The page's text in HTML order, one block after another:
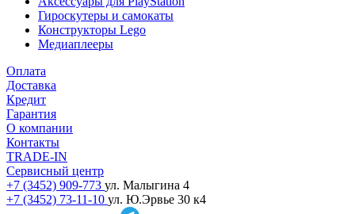
Гироскутеры и самокаты
Конструкторы Lego
Медиаплееры
Оплата
Доставка
Кредит
Гарантия
О компании
Контакты
TRADE-IN
Сервисный центр
+7 (3452) 909-773 ул. Малыгина 4
+7 (3452) 73-11-10 ул. Ю.Эрвье 30 к4